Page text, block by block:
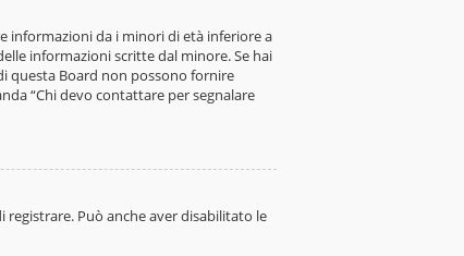
informazioni da i minori di età inferiore a
informazioni scritte dal minore. Se hai
questa Board non possono fornire
“Chi devo contattare per segnalare
Può anche aver disabilitato le